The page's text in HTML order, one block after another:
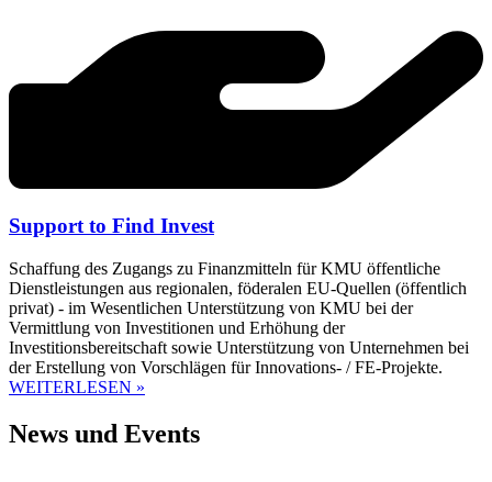
Support to Find Invest
Schaffung des Zugangs zu Finanzmitteln für KMU öffentliche
Dienstleistungen aus regionalen, föderalen EU-Quellen (öffentlich
privat) - im Wesentlichen Unterstützung von KMU bei der
Vermittlung von Investitionen und Erhöhung der
Investitionsbereitschaft sowie Unterstützung von Unternehmen bei
der Erstellung von Vorschlägen für Innovations- / FE-Projekte.
WEITERLESEN »
News und Events